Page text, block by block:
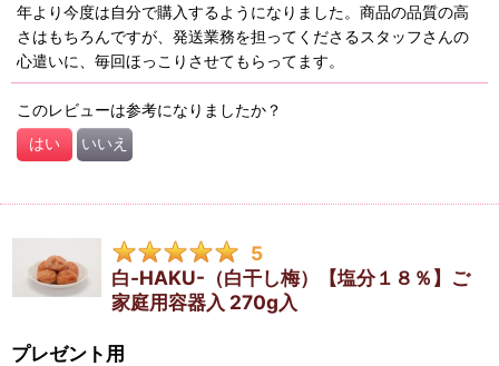
年より今度は自分で購入するようになりました。商品の品質の高
さはもちろんですが、発送業務を担ってくださるスタッフさんの
心遣いに、毎回ほっこりさせてもらってます。
このレビューは参考になりましたか？
はい いいえ
5
白-HAKU-（白干し梅）【塩分１８％】ご
家庭用容器入 270g入
プレゼント用